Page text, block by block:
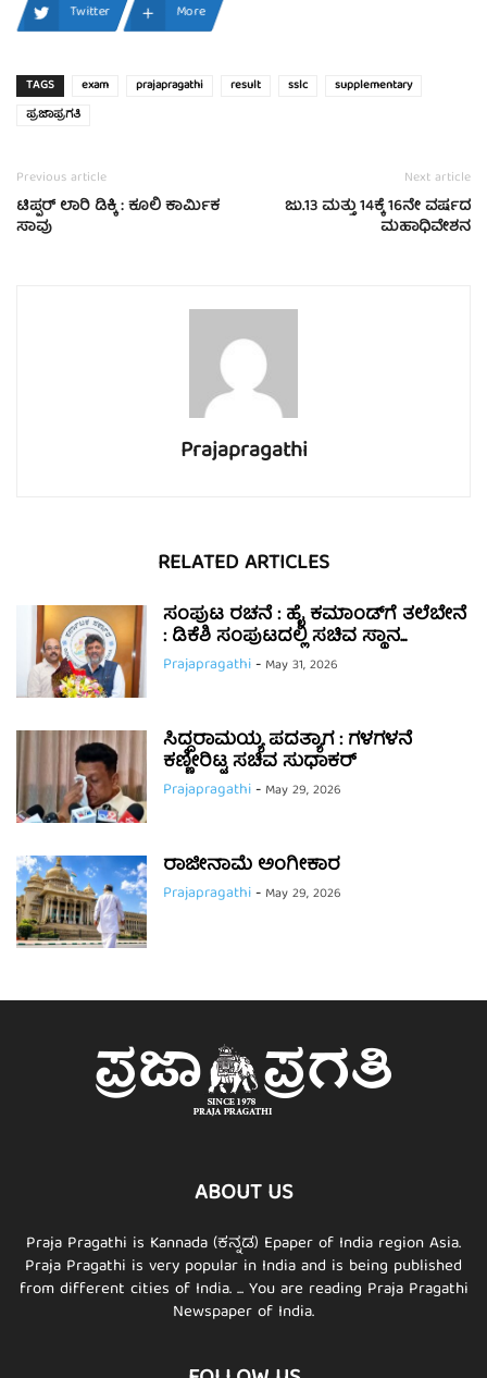
Twitter
More
TAGS exam prajapragathi result sslc
supplementary
ಪ್ರಜಾಪ್ರಗತಿ
Previous article
ಟಿಪ್ಪರ್ ಲಾರಿ ಡಿಕ್ಕಿ : ಕೂಲಿ ಕಾರ್ಮಿಕ
ಸಾವು
Next article
ಜು.13 ಮತ್ತು 14ಕ್ಕೆ 16ನೇ ವರ್ಷದ
ಮಹಾಧಿವೇಶನ
Prajapragathi
RELATED ARTICLES
ಸಂಪುಟ ರಚನೆ : ಹೈ ಕಮಾಂಡ್‌ಗೆ ತಲೆಬೇನೆ
: ಡಿಕೆಶಿ ಸಂಪುಟದಲ್ಲಿ ಸಚಿವ ಸ್ಥಾನ...
Prajapragathi- May 31, 2026
ಸಿದ್ದರಾಮಯ್ಯ ಪದತ್ಯಾಗ : ಗಳಗಳನೆ
ಕಣ್ಣೀರಿಟ್ಟ ಸಚಿವ ಸುಧಾಕರ್
Prajapragathi- May 29, 2026
ರಾಜೀನಾಮೆ ಅಂಗೀಕಾರ
Prajapragathi- May 29, 2026
ABOUT US
Praja Pragathi is Kannada (ಕನ್ನಡ) Epaper of India region Asia.
Praja Pragathi is very popular in India and is being published
from different cities of India. ... You are reading Praja Pragathi
Newspaper of India.